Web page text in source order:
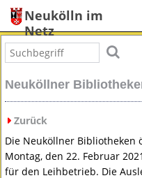
Neukölln im
Netz
Neuköllner
Zurück
Die Neuköllner Bibliotheken
Montag, den 22. Februar
für den Leihbetrieb. Die